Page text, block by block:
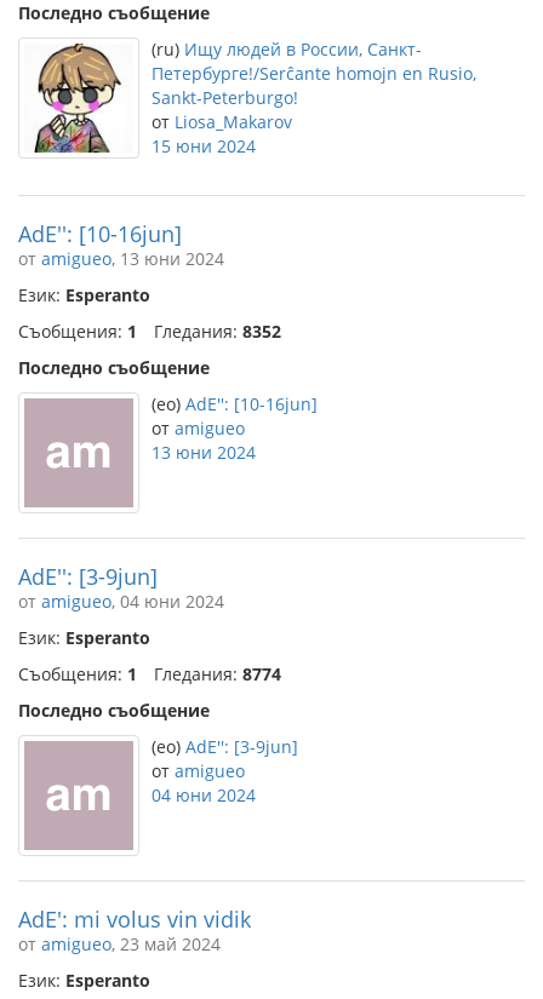
Последно съобщение
(ru) Ищу людей в России, Санкт-
Петербурге!/Serĉante homojn en Rusio,
Sankt-Peterburgo!
от Liosa_Makarov
15 юни 2024
AdE'': [10-16jun]
от amigueo, 13 юни 2024
Език: Esperanto
Съобщения: 1 Гледания: 8352
Последно съобщение
(eo) AdE'': [10-16jun]
от amigueo
13 юни 2024
AdE'': [3-9jun]
от amigueo, 04 юни 2024
Език: Esperanto
Съобщения: 1 Гледания: 8774
Последно съобщение
(eo) AdE'': [3-9jun]
от amigueo
04 юни 2024
AdE': mi volus vin vidik
от amigueo, 23 май 2024
Език: Esperanto